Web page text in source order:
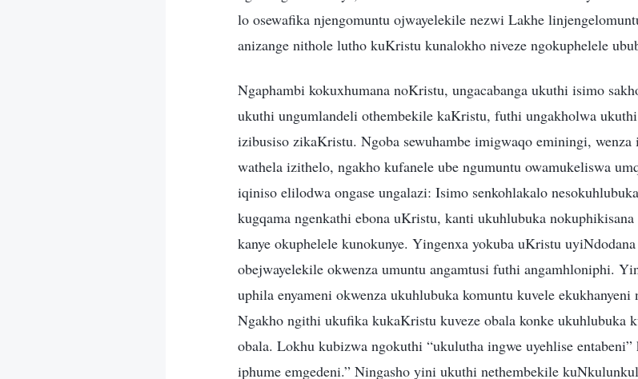
lo osewafika njengomuntu ojwayelekile nezwi Lakhe
anizange nithole lutho kuKristu kunalokho niveze ngokuphelele
Ngaphambi kokuxhumana noKristu, ungacabanga ukuthi isimo
ukuthi ungumlandeli othembekile kaKristu, futhi ungakholwa
izibusiso zikaKristu. Ngoba sewuhambe imigwaqo eminingi,
wathela izithelo, ngakho kufanele ube ngumuntu owamukeliswa
iqiniso elilodwa ongase ungalazi: Isimo senkohlakalo
kugqama ngenkathi ebona uKristu, kanti ukuhlubuka
kanye okuphelele kunokunye. Yingenxa yokuba uKristu
obejwayelekile okwenza umuntu angamtusi futhi angamhloniphi.
uphila enyameni okwenza ukuhlubuka komuntu kuvele
Ngakho ngithi ukufika kukaKristu kuveze obala konke ukuhlubuka
obala. Lokhu kubizwa ngokuthi “ukulutha ingwe uyehlise
iphume emgedeni.” Ningasho yini ukuthi nethembekile